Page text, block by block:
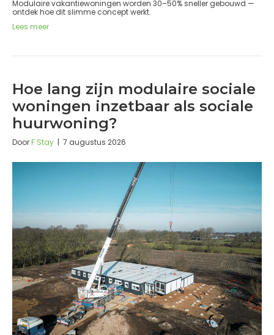
Modulaire vakantiewoningen worden 30–50% sneller gebouwd —
ontdek hoe dit slimme concept werkt.
Lees meer
Hoe lang zijn modulaire sociale
woningen inzetbaar als sociale
huurwoning?
DoorF Stay | 7 augustus 2026